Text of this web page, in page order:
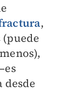
,
(puede
desde